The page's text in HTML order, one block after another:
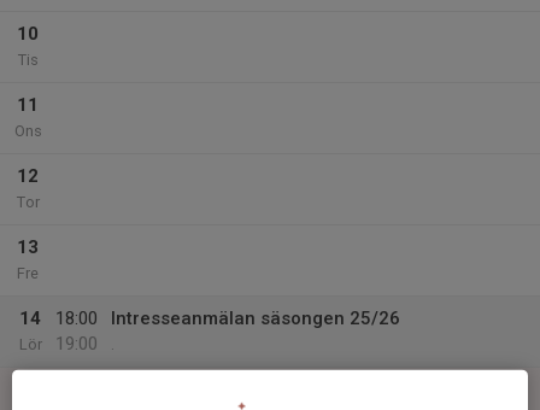
10
Tis
11
Ons
12
Tor
13
Fre
14
Lör
18:00
19:00
Intresseanmälan säsongen 25/26
.